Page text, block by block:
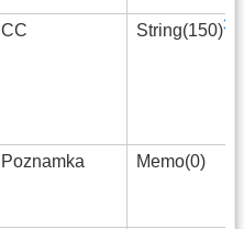
CC String(150)3)
Poznamka Memo(0)